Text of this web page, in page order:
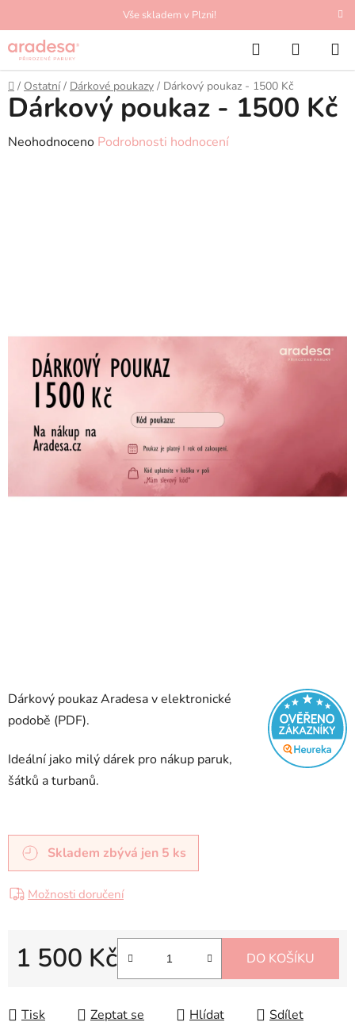
obsah
Vše skladem v Plzni!
Hledat
KOŠÍK
Domů
/ Ostatní / Dárkové poukazy / Dárkový poukaz - 1500 Kč
Dárkový poukaz Aradesa v elektronické
podobě (PDF).
Ideální jako milý dárek pro nákup paruk,
šátků a turbanů.
Skladem zbývá jen 5 ks
Možnosti doručení
1 500 Kč DO KOŠÍKU
Tisk Zeptat se Hlídat Sdílet
Dárkový poukaz - 1500 Kč
Průměrné
Neohodnoceno Podrobnosti hodnocení